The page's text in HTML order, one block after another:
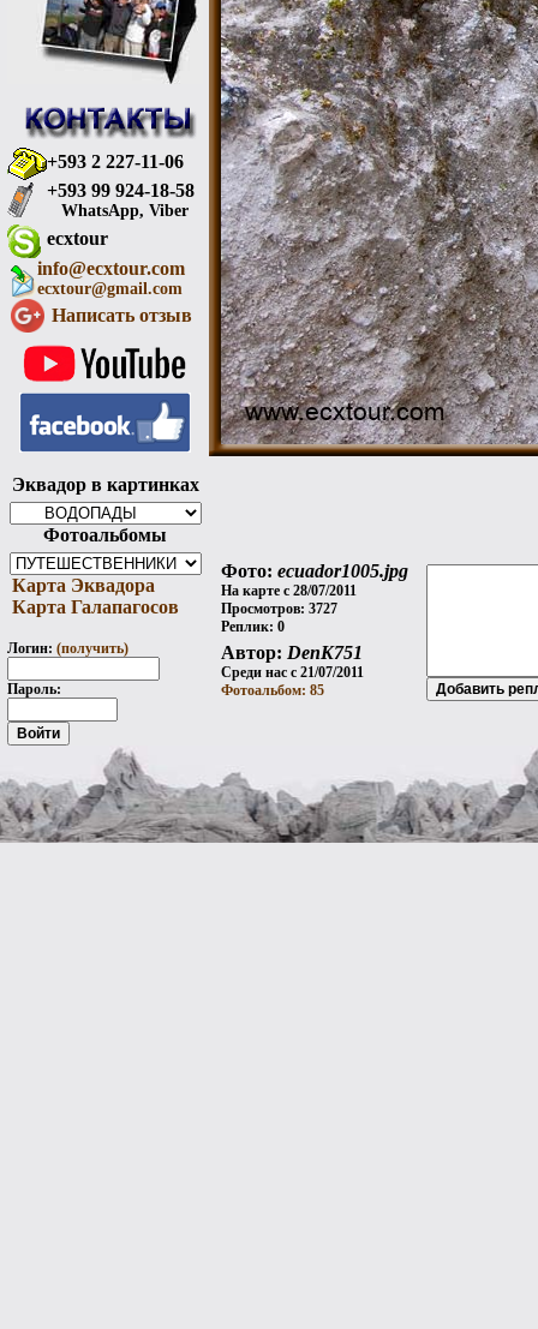
+593 2 227-11-06
+593 99 924-18-58
WhatsApp, Viber
ecxtour
info@ecxtour.com
ecxtour@gmail.com
Написать отзыв
Эквадор в картинках
Фотоальбомы
Карта Эквадора
Карта Галапагосов
Логин: (получить)
Пароль:
Фото: ecuador1005.jpg
На карте с 28/07/2011
Просмотров: 3727
Реплик: 0
Автор: DenK751
Среди нас с 21/07/2011
Фотоальбом: 85